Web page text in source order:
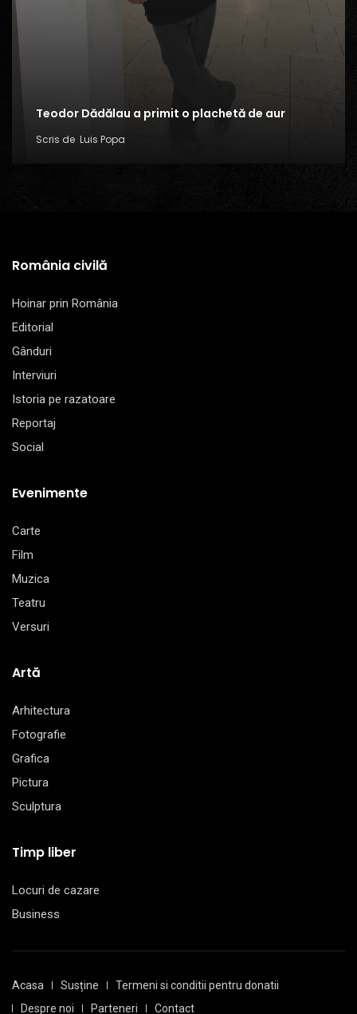
Teodor Dădălau a primit o plachetă de aur
Scris de Luis Popa
România civilă
Hoinar prin România
Editorial
Gânduri
Interviuri
Istoria pe razatoare
Reportaj
Social
Evenimente
Carte
Film
Muzica
Teatru
Versuri
Artă
Arhitectura
Fotografie
Grafica
Pictura
Sculptura
Timp liber
Locuri de cazare
Business
Acasa Susține
Termeni si conditii pentru donatii
Despre noi
Parteneri Contact